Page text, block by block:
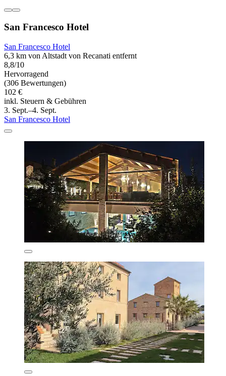
San Francesco Hotel
San Francesco Hotel
6,3 km von Altstadt von Recanati entfernt
8,8/10
Hervorragend
(306 Bewertungen)
102 €
inkl. Steuern & Gebühren
3. Sept.–4. Sept.
San Francesco Hotel